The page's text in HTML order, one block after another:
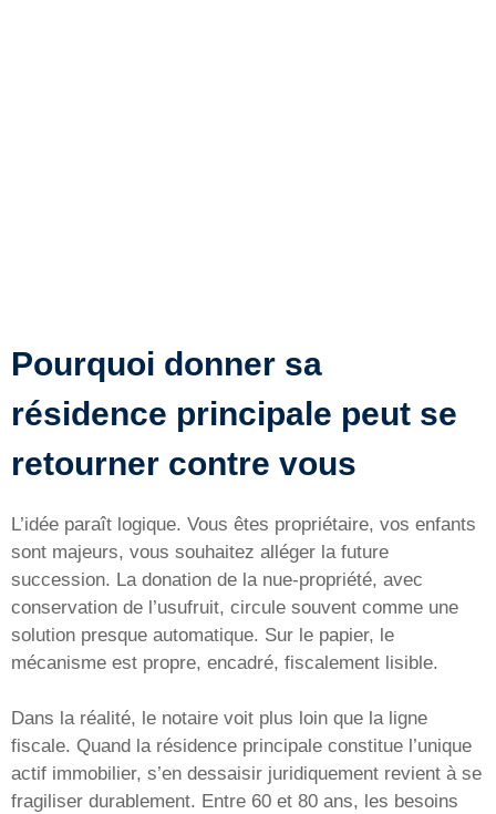
Pourquoi donner sa
résidence principale peut se
retourner contre vous
L’idée paraît logique. Vous êtes propriétaire, vos enfants
sont majeurs, vous souhaitez alléger la future
succession. La donation de la nue-propriété, avec
conservation de l’usufruit, circule souvent comme une
solution presque automatique. Sur le papier, le
mécanisme est propre, encadré, fiscalement lisible.
Dans la réalité, le notaire voit plus loin que la ligne
fiscale. Quand la résidence principale constitue l’unique
actif immobilier, s’en dessaisir juridiquement revient à se
fragiliser durablement. Entre 60 et 80 ans, les besoins